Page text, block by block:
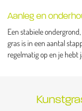
Aanleg en
Een stabiele ondergrond,
gras is in een aantal
regelmatig op en je hebt